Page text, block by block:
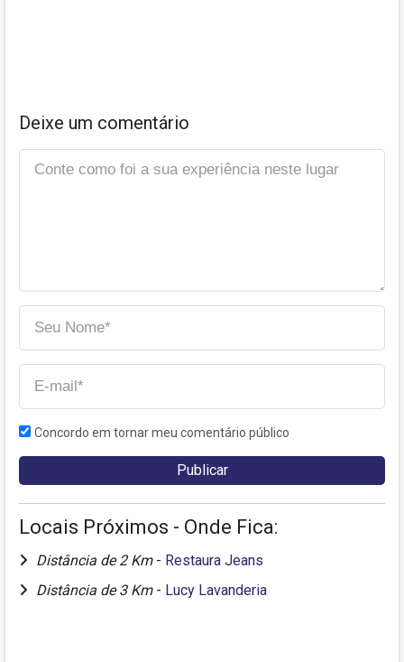
Deixe um comentário
Concordo em tornar meu comentário público
Locais Próximos - Onde Fica:
Distância de 2 Km - Restaura Jeans
Distância de 3 Km - Lucy Lavanderia